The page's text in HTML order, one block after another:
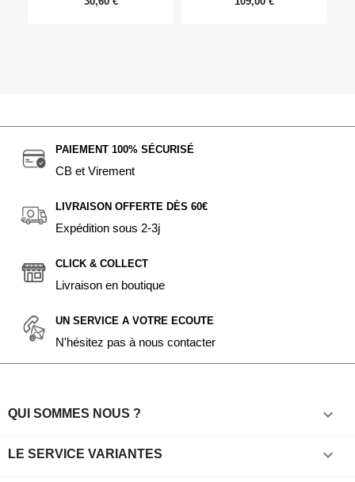
PAIEMENT 100% SÉCURISÉ
CB et Virement
LIVRAISON OFFERTE DÈS 60€
Expédition sous 2-3j
CLICK & COLLECT
Livraison en boutique
UN SERVICE A VOTRE ECOUTE
N'hésitez pas à nous contacter
QUI SOMMES NOUS ? 
LE SERVICE VARIANTES 